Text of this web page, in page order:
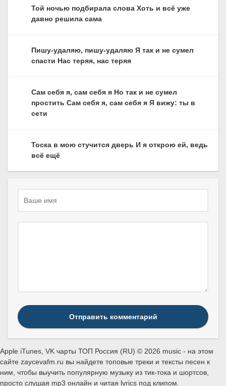
Той ночью подбирала слова Хоть и всё уже
давно решила сама
Пишу-удаляю, пишу-удаляю Я так и не сумел
спасти Нас теряя, нас теряя
Сам себя я, сам себя я Но так и не сумел
простить Сам себя я, сам себя я Я вижу: ты в
сети
Тоска в мою стучится дверь И я открою ей, ведь
всё ещё
Отправить комментарий
Apple iTunes, VK чарты ТОП Россия (RU) © 2026 music - на этом
сайте zaycevafm.ru вы найдете топовые треки и тексты песен к
ним, чтобы выучить популярную музыку из тик-тока и шортсов,
просто слушая mp3 онлайн и читая lyrics под клипом.